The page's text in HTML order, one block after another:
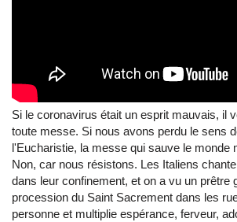
Si le coronavirus était un esprit mauvais, il
toute messe. Si nous avons perdu le sens
l'Eucharistie, la messe qui sauve le monde
Non, car nous résistons. Les Italiens
dans leur confinement, et on a vu un prêtre
procession du Saint Sacrement dans les
personne et multiplie espérance, ferveur,